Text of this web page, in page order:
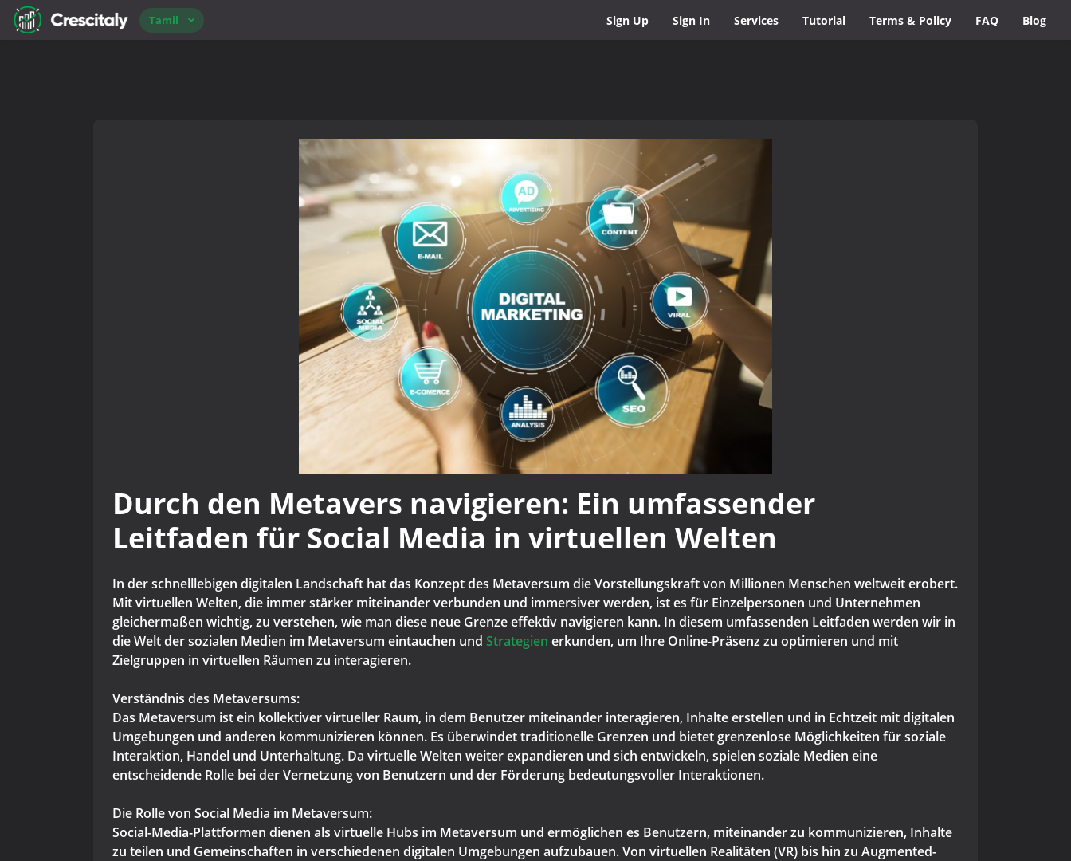
Tamil Sign Up Sign In Services Tutorial Terms & Policy FAQ Blog
Durch den Metavers navigieren: Ein umfassender
Leitfaden für Social Media in virtuellen Welten
In der schnelllebigen digitalen Landschaft hat das Konzept des Metaversum die Vorstellungskraft von Millionen Menschen weltweit erobert.
Mit virtuellen Welten, die immer stärker miteinander verbunden und immersiver werden, ist es für Einzelpersonen und Unternehmen
gleichermaßen wichtig, zu verstehen, wie man diese neue Grenze effektiv navigieren kann. In diesem umfassenden Leitfaden werden wir in
die Welt der sozialen Medien im Metaversum eintauchen und Strategien erkunden, um Ihre Online-Präsenz zu optimieren und mit
Zielgruppen in virtuellen Räumen zu interagieren.
Verständnis des Metaversums:
Das Metaversum ist ein kollektiver virtueller Raum, in dem Benutzer miteinander interagieren, Inhalte erstellen und in Echtzeit mit digitalen
Umgebungen und anderen kommunizieren können. Es überwindet traditionelle Grenzen und bietet grenzenlose Möglichkeiten für soziale
Interaktion, Handel und Unterhaltung. Da virtuelle Welten weiter expandieren und sich entwickeln, spielen soziale Medien eine
entscheidende Rolle bei der Vernetzung von Benutzern und der Förderung bedeutungsvoller Interaktionen.
Die Rolle von Social Media im Metaversum:
Social-Media-Plattformen dienen als virtuelle Hubs im Metaversum und ermöglichen es Benutzern, miteinander zu kommunizieren, Inhalte
zu teilen und Gemeinschaften in verschiedenen digitalen Umgebungen aufzubauen. Von virtuellen Realitäten (VR) bis hin zu Augmented-